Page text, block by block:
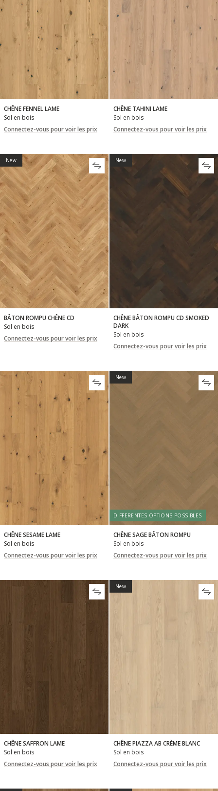
CHÊNE FENNEL LAME
Sol en bois
Connectez-vous pour voir les prix
CHÊNE TAHINI LAME
Sol en bois
Connectez-vous pour voir les prix
New
BÂTON ROMPU CHÊNE CD
Sol en bois
Connectez-vous pour voir les prix
New
CHÊNE BÂTON ROMPU CD SMOKED
DARK
Sol en bois
Connectez-vous pour voir les prix
CHÊNE SESAME LAME
Sol en bois
Connectez-vous pour voir les prix
New
DIFFERENTES OPTIONS POSSIBLES
CHÊNE SAGE BÂTON ROMPU
Sol en bois
Connectez-vous pour voir les prix
CHÊNE SAFFRON LAME
Sol en bois
Connectez-vous pour voir les prix
New
CHÊNE PIAZZA AB CRÈME BLANC
Sol en bois
Connectez-vous pour voir les prix